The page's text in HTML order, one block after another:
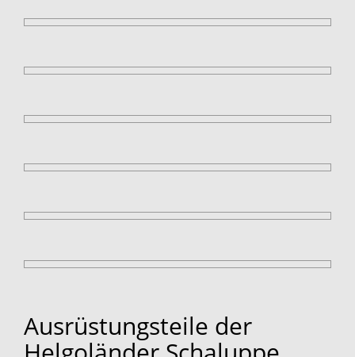
Ausrüstungsteile der